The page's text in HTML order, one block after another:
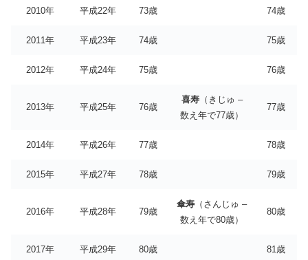
2010年 平成22年 73歳 74歳
2011年 平成23年 74歳 75歳
2012年 平成24年 75歳 76歳
2013年 平成25年 76歳
喜寿（きじゅ –
数え年で77歳）
77歳
2014年 平成26年 77歳 78歳
2015年 平成27年 78歳 79歳
2016年 平成28年 79歳
傘寿 （さんじゅ –
数え年で80歳）
80歳
2017年 平成29年 80歳 81歳